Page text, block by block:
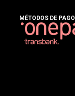
MÉTODOS DE PAGO